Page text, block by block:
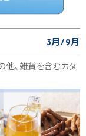
3月 9月
、雑貨を含むカタ